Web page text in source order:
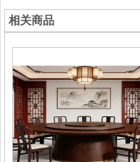
相关商品